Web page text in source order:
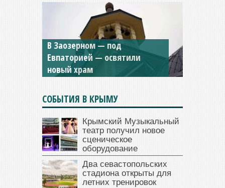
Мужской монастырь Косьмы
и Дамиана в Крыму вновь
открыт для посещения
СОБЫТИЯ В КРЫМУ
Крымский Музыкальный
театр получил новое
сценическое
оборудование
Два севастопольских
стадиона открыты для
летних тренировок